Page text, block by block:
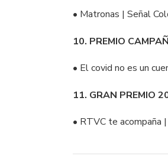
• Matronas | Señal
10. PREMIO
• El covid no es un
11. GRAN PREMIO
• RTVC te acompaña